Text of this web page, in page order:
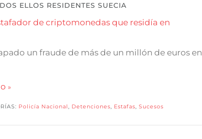
ELLOS RESIDENTES SUECIA
un fraude de más de un millón de euros en
Policía Nacional, Detenciones, Estafas, Sucesos